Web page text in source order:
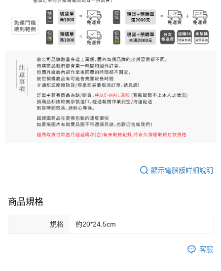
7-11純取貨 (先付款
每筆NT$80，滿NT$999(含以上)免運費
每筆NT$100，滿NT$999(含以上)免運費
離島宅配（澎湖、金門、馬祖、小琉球）
每筆NT$250，滿NT$3,000(含以上)免運費
顯示電腦版詳細說明
商品規格
規格 約20*24.5cm
客服